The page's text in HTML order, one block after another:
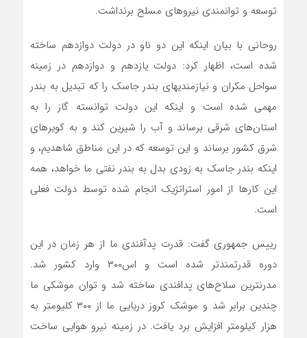
توسعه و توانمندی نیروهای مسلح برنداشت.
روحانی با بیان اینکه این دو ناو در دولت دوازدهم ساخته
شده است، اظهار کرد: دولت یازدهم و دوازدهم در زمینه
سواحل مکران و نیازمندیهای بندر جاسک را که تبدیل به بندر
مهمی شده است و اینکه این دولت توانسته گاز را به
استان‌های شرقی برساند و آب را شیرین کند و به کویرهای
شرق کشور برساند و این توسعه که در این مناطق شاهدیم، و
اینکه بندر جاسک به زودی بدل به بندر نفتی ما خواهد، همه
این کارها از امور استراتژیک انجام شده توسط دولت فعلی
است.
رییس جمهوری گفت: قدرت پدآفندی ما از هر زمان در این
دوره قدرتمندتر شده است و اس۳۰۰ وارد کشور شد.
مدرنترین سلاح‌های پدافندی ساخته شد و توان موشکی ما
چندین برابر شد و موشک کروز دریایی ما از ۳۰۰ کلیومتر به
هزار کیلومتر افزایش برد یافت. در زمینه نیرو هوایی ساخت